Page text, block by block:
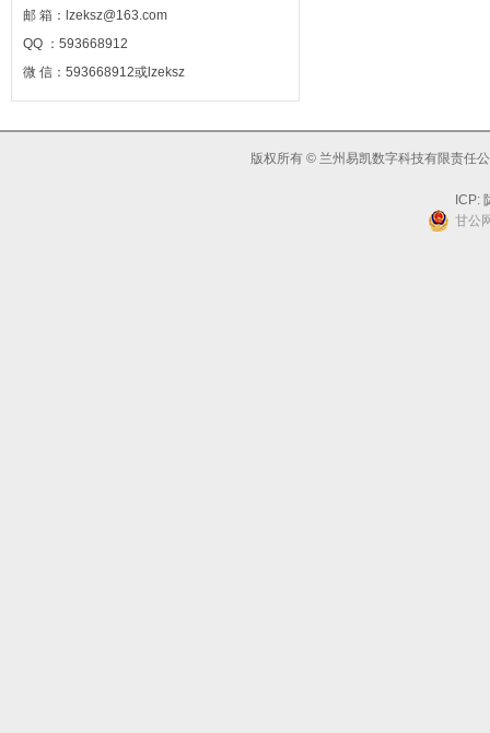
邮 箱：lzeksz@163.com
QQ ：593668912
微 信：593668912或lzeksz
版权所有 © 兰州易凯数字科技有限责任
ICP:
甘公